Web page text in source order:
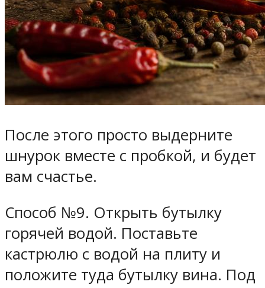
После этого просто выдерните
шнурок вместе с пробкой, и будет
вам счастье.
Способ №9. Открыть бутылку
горячей водой. Поставьте
кастрюлю с водой на плиту и
положите туда бутылку вина. Под